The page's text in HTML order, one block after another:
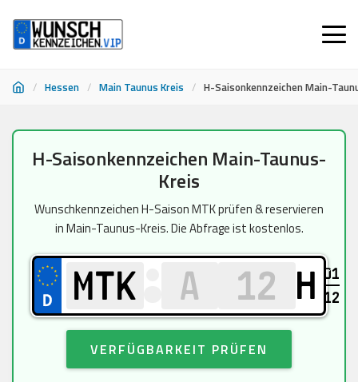
/ Hessen / Main Taunus Kreis / H-Saisonkennzeichen Main-
Zum
InhaltH-Saisonkennzeichen Main-Taunus-
Kreis
Wunschkennzeichen H-Saison MTK prüfen & reservieren
in Main-Taunus-Kreis. Die Abfrage ist kostenlos.
H
01
12
VERFÜGBARKEIT PRÜFEN